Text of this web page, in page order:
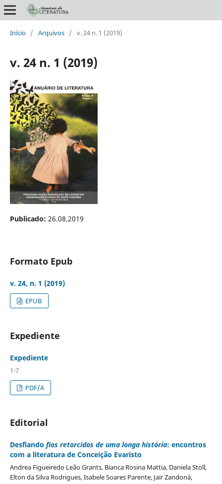
Início / Arquivos / v. 24 n. 1 (2019)
v. 24 n. 1 (2019)
Publicado: 26.08.2019
Formato Epub
v. 24, n. 1 (2019)
EPUB
Expediente
Expediente
1-7
PDF/A
Editorial
Desfiando fios retorcidos de uma longa história: encontros
com a literatura de Conceição Evaristo
Andrea Figueiredo Leão Grants, Bianca Rosina Mattia, Daniela Stoll,
Elton da Silva Rodrigues, Isabele Soares Parente, Jair Zandoná,